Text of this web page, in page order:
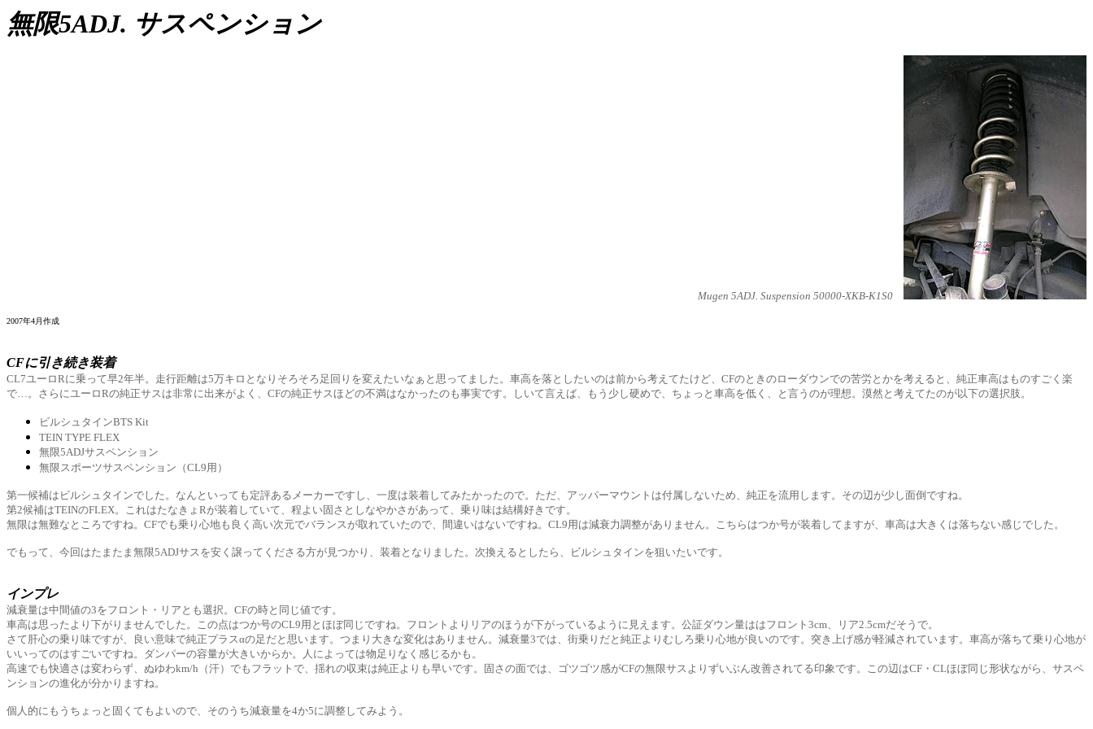
無限5ADJ. サスペンション
Mugen 5ADJ. Suspension 50000-XKB-K1S0
2007年4月作成
CFに引き続き装着
CL7ユーロRに乗って早2年半。走行距離は5万キロとなりそろそろ足回りを変えたいなぁと思ってました。車高を落としたいのは前から考えてたけど、CFのときのローダウンでの苦労とかを考えると、純正車高はものすごく楽
で…。さらにユーロRの純正サスは非常に出来がよく、CFの純正サスほどの不満はなかったのも事実です。しいて言えば、もう少し硬めで、ちょっと車高を低く、と言うのが理想。漠然と考えてたのが以下の選択肢。
ビルシュタインBTS Kit
TEIN TYPE FLEX
無限5ADJサスペンション
無限スポーツサスペンション（CL9用）
第一候補はビルシュタインでした。なんといっても定評あるメーカーですし、一度は装着してみたかったので。ただ、アッパーマウントは付属しないため、純正を流用します。その辺が少し面倒ですね。
第2候補はTEINのFLEX。これはたなきょRが装着していて、程よい固さとしなやかさがあって、乗り味は結構好きです。
無限は無難なところですね。CFでも乗り心地も良く高い次元でバランスが取れていたので、間違いはないですね。CL9用は減衰力調整がありません。こちらはつか号が装着してますが、車高は大きくは落ちない感じでした。
でもって、今回はたまたま無限5ADJサスを安く譲ってくださる方が見つかり、装着となりました。次換えるとしたら、ビルシュタインを狙いたいです。
インプレ
減衰量は中間値の3をフロント・リアとも選択。CFの時と同じ値です。
車高は思ったより下がりませんでした。この点はつか号のCL9用とほぼ同じですね。フロントよりリアのほうが下がっているように見えます。公証ダウン量ははフロント3cm、リア2.5cmだそうで。
さて肝心の乗り味ですが、良い意味で純正プラスαの足だと思います。つまり大きな変化はありません。減衰量3では、街乗りだと純正よりむしろ乗り心地が良いのです。突き上げ感が軽減されています。車高が落ちて乗り心地が
いいってのはすごいですね。ダンパーの容量が大きいからか。人によっては物足りなく感じるかも。
高速でも快適さは変わらず、ぬゆわkm/h（汗）でもフラットで、揺れの収束は純正よりも早いです。固さの面では、ゴツゴツ感がCFの無限サスよりずいぶん改善されてる印象です。この辺はCF・CLほぼ同じ形状ながら、サスペ
ンションの進化が分かりますね。
個人的にもうちょっと固くてもよいので、そのうち減衰量を4か5に調整してみよう。